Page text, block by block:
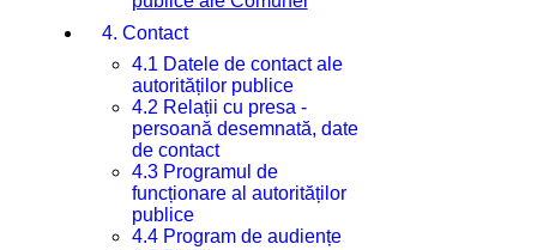
4. Contact
4.1 Datele de contact ale
autorităților publice
4.2 Relații cu presa -
persoană desemnată, date
de contact
4.3 Programul de
funcționare al autorităților
publice
4.4 Program de audiențe